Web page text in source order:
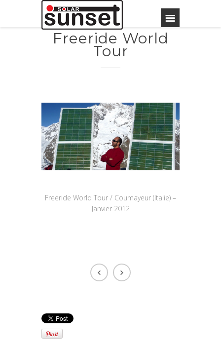
Freeride World
Tour
Freeride World Tour / Coumayeur (Italie) –
Janvier 2012